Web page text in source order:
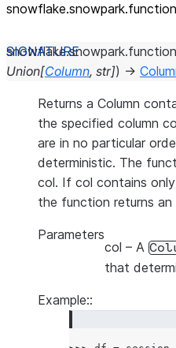
Union[Column, str]) →
Returns a Column
the specified column
are in no particular
deterministic. The
col. If col contains
the function returns an
Parameters
col – A
that
Example::